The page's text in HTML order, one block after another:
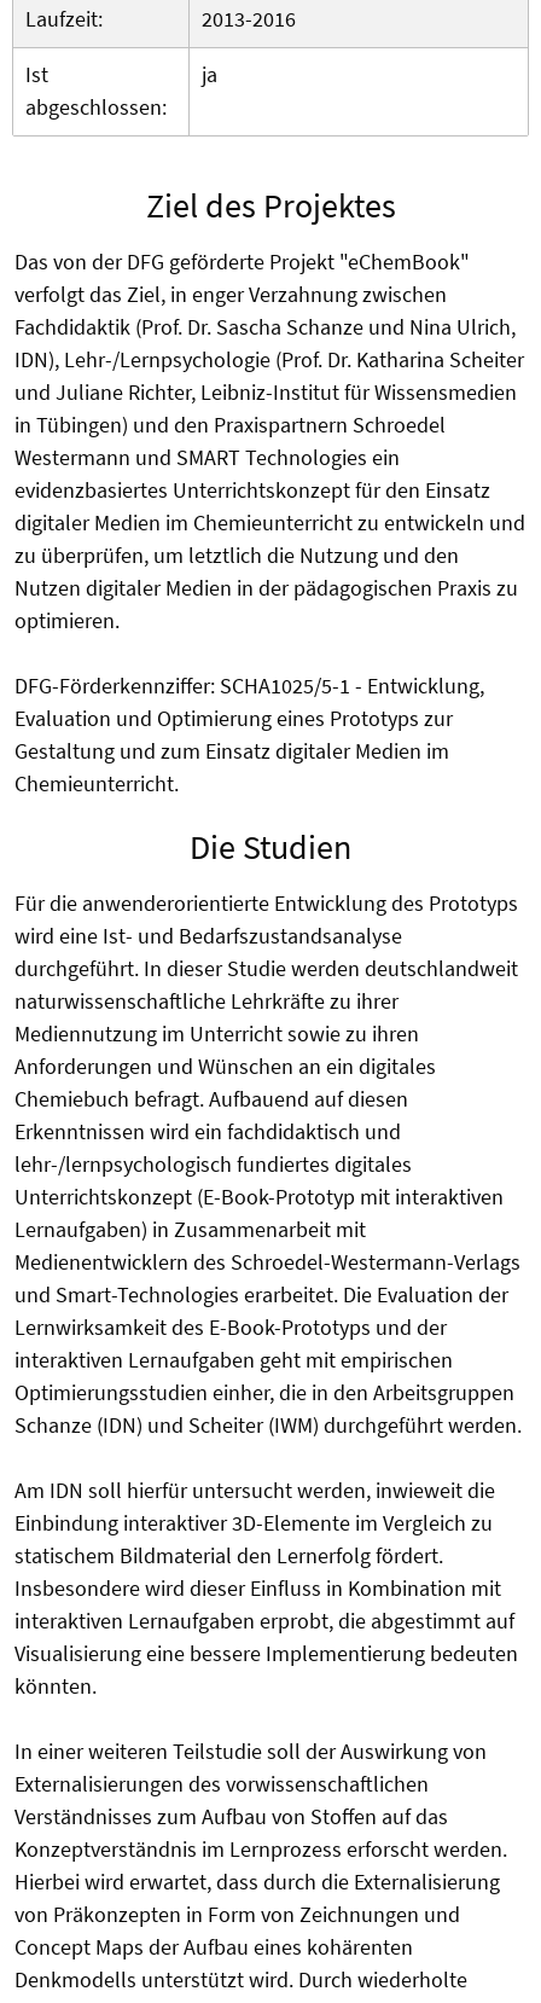
Laufzeit:
2013-2016
Ist
abgeschlossen:
ja
Ziel des Projektes
Das von der DFG geförderte Projekt "eChemBook"
verfolgt das Ziel, in enger Verzahnung zwischen
Fachdidaktik (Prof. Dr. Sascha Schanze und Nina Ulrich,
IDN), Lehr-/Lernpsychologie (Prof. Dr. Katharina Scheiter
und Juliane Richter, Leibniz-Institut für Wissensmedien
in Tübingen) und den Praxispartnern Schroedel
Westermann und SMART Technologies ein
evidenzbasiertes Unterrichtskonzept für den Einsatz
digitaler Medien im Chemieunterricht zu entwickeln und
zu überprüfen, um letztlich die Nutzung und den
Nutzen digitaler Medien in der pädagogischen Praxis zu
optimieren.
DFG-Förderkennziffer: SCHA1025/5-1 - Entwicklung,
Evaluation und Optimierung eines Prototyps zur
Gestaltung und zum Einsatz digitaler Medien im
Chemieunterricht.
Die Studien
Für die anwenderorientierte Entwicklung des Prototyps
wird eine Ist- und Bedarfszustandsanalyse
durchgeführt. In dieser Studie werden deutschlandweit
naturwissenschaftliche Lehrkräfte zu ihrer
Mediennutzung im Unterricht sowie zu ihren
Anforderungen und Wünschen an ein digitales
Chemiebuch befragt. Aufbauend auf diesen
Erkenntnissen wird ein fachdidaktisch und
lehr-/lernpsychologisch fundiertes digitales
Unterrichtskonzept (E-Book-Prototyp mit interaktiven
Lernaufgaben) in Zusammenarbeit mit
Medienentwicklern des Schroedel-Westermann-Verlags
und Smart-Technologies erarbeitet. Die Evaluation der
Lernwirksamkeit des E-Book-Prototyps und der
interaktiven Lernaufgaben geht mit empirischen
Optimierungsstudien einher, die in den Arbeitsgruppen
Schanze (IDN) und Scheiter (IWM) durchgeführt werden.
Am IDN soll hierfür untersucht werden, inwieweit die
Einbindung interaktiver 3D-Elemente im Vergleich zu
statischem Bildmaterial den Lernerfolg fördert.
Insbesondere wird dieser Einfluss in Kombination mit
interaktiven Lernaufgaben erprobt, die abgestimmt auf
Visualisierung eine bessere Implementierung bedeuten
könnten.
In einer weiteren Teilstudie soll der Auswirkung von
Externalisierungen des vorwissenschaftlichen
Verständnisses zum Aufbau von Stoffen auf das
Konzeptverständnis im Lernprozess erforscht werden.
Hierbei wird erwartet, dass durch die Externalisierung
von Präkonzepten in Form von Zeichnungen und
Concept Maps der Aufbau eines kohärenten
Denkmodells unterstützt wird. Durch wiederholte